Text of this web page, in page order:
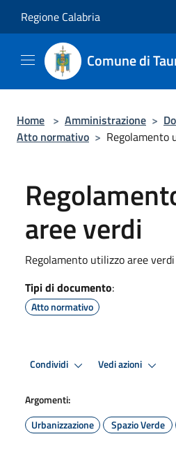
Regione Calabria
Comune di
Home > Amministrazione >
Atto normativo > Regolamento
aree verdi
Regolamento utilizzo aree verdi
Tipi di documento:
Atto normativo
Condividi Vedi azioni
Argomenti:
Urbanizzazione
Spazio Verde